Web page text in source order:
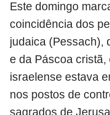
Este domingo
coincidência dos
judaica (Pessach),
e da Páscoa cristã,
israelense estava
nos postos de
sagrados de